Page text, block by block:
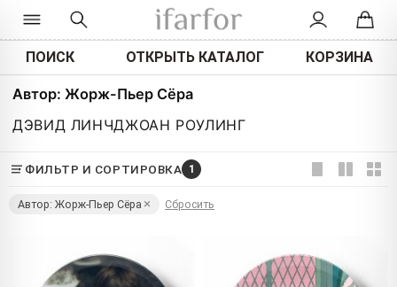
ПОИСК ОТКРЫТЬ КАТАЛОГ КОРЗИНА
Автор: Жорж-Пьер Сёра
ДЭВИД ЛИНЧДЖОАН РОУЛИНГ
ФИЛЬТР И СОРТИРОВКА 1
Автор: Жорж-Пьер Сёра Сбросить